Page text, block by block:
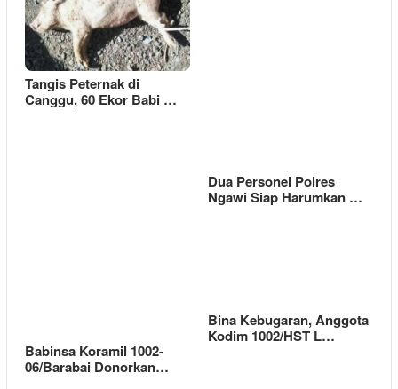
Tangis Peternak di
Canggu, 60 Ekor Babi …
Dua Personel Polres
Ngawi Siap Harumkan …
Babinsa Koramil 1002-
06/Barabai Donorkan…
Bina Kebugaran, Anggota
Kodim 1002/HST L…